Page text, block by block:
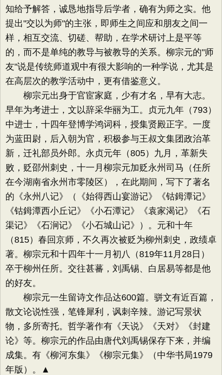
知给予解答，诚恳地指导后学者，确有为师之实。他
提出"交以为师"的主张，即师生之间应和朋友之间一
样，相互交流、切磋、帮助，在学术研讨上是平等
的，而不是单纯的教导与被教导的关系。柳宗元的"师
友"说是传统师道观中有很大影响的一种学说，尤其是
在高层次的教学活动中，更有借鉴意义。
柳宗元出身于官宦家庭，少有才名，早有大志。
早年为考进士，文以辞采华丽为工。贞元九年（793）
中进士，十四年登博学鸿词科，授集贤殿正字。一度
为蓝田尉，后入朝为官，积极参与王叔文集团政治革
新，迁礼部员外郎。永贞元年（805）九月，革新失
败，贬邵州刺史，十一月柳宗元加贬永州司马（任所
在今湖南省永州市零陵区），在此期间，写下了著名
的《永州八记》（《始得西山宴游记》《钴鉧潭记》
《钴鉧潭西小丘记》《小石潭记》《袁家渴记》《石
渠记》《石涧记》《小石城山记》）。元和十年
（815）春回京师，不久再次被贬为柳州刺史，政绩卓
著。柳宗元和十四年十一月初八（819年11月28日）
卒于柳州任所。交往甚蕃，刘禹锡、白居易等都是他
的好友。
柳宗元一生留诗文作品达600篇。骈文有近百篇，
散文论说性强，笔锋犀利，讽刺辛辣。游记写景状
物，多所寄托。哲学著作有《天说》《天对》《封建
论》等。柳宗元的作品由唐代刘禹锡保存下来，并编
成集。有《柳河东集》《柳宗元集》（中华书局1979
年版）。▲